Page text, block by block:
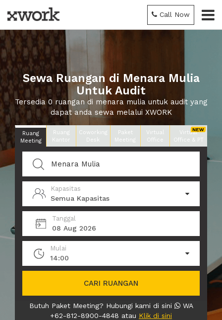
Call Now
Sewa Ruangan di Menara Mulia
Untuk Audit
Tersedia 0 ruangan di menara mulia untuk audit yang
dapat anda sewa melalui XWORK
Ruang
Meeting
Ruang
Kantor
Coworking
Desk
Paket
Meeting
Virtual
Office
Virtual
Office & PT
Kapasitas
Semua Kapasitas
Tanggal
08 Aug 2026
Mulai
14:00
CARI RUANGAN
Butuh Paket Meeting? Hubungi kami di sini
WA
+62-812-8900-4848 atau Klik di sini